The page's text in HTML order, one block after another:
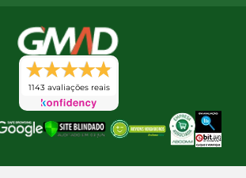
1143 avaliações reais